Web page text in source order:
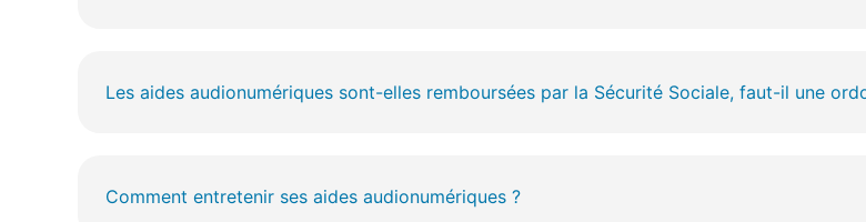
Les aides audionumériques sont-elles remboursées par la Sécurité Sociale, faut-il une
Comment entretenir ses aides audionumériques ?